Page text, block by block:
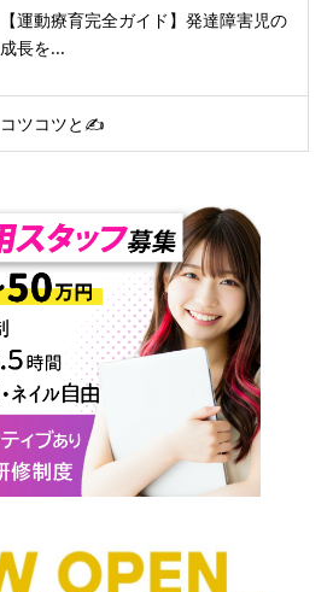
【運動療育完全ガイド】発達障害児の
成長を...
コツコツと✍